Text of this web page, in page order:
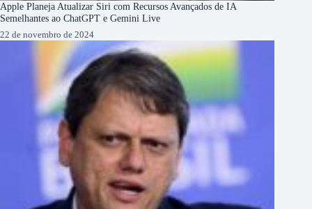
Apple Planeja Atualizar Siri com Recursos Avançados de IA
Semelhantes ao ChatGPT e Gemini Live
22 de novembro de 2024